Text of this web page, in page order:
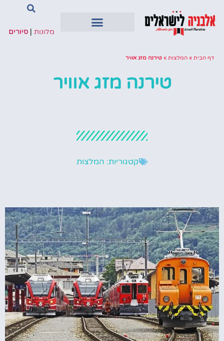
מלונות |סיורים
דף הבית » המלצות » טירנה מזג אוויר
טירנה מזג אוויר
קטגוריות: המלצות